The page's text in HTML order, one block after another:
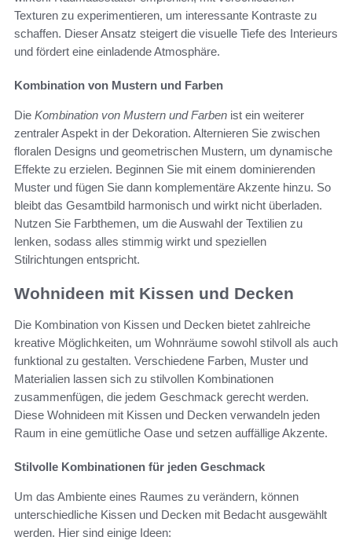
Texturen zu experimentieren, um interessante Kontraste zu
schaffen. Dieser Ansatz steigert die visuelle Tiefe des Interieurs
und fördert eine einladende Atmosphäre.
Kombination von Mustern und Farben
Die Kombination von Mustern und Farben ist ein weiterer
zentraler Aspekt in der Dekoration. Alternieren Sie zwischen
floralen Designs und geometrischen Mustern, um dynamische
Effekte zu erzielen. Beginnen Sie mit einem dominierenden
Muster und fügen Sie dann komplementäre Akzente hinzu. So
bleibt das Gesamtbild harmonisch und wirkt nicht überladen.
Nutzen Sie Farbthemen, um die Auswahl der Textilien zu
lenken, sodass alles stimmig wirkt und speziellen
Stilrichtungen entspricht.
Wohnideen mit Kissen und Decken
Die Kombination von Kissen und Decken bietet zahlreiche
kreative Möglichkeiten, um Wohnräume sowohl stilvoll als auch
funktional zu gestalten. Verschiedene Farben, Muster und
Materialien lassen sich zu stilvollen Kombinationen
zusammenfügen, die jedem Geschmack gerecht werden.
Diese Wohnideen mit Kissen und Decken verwandeln jeden
Raum in eine gemütliche Oase und setzen auffällige Akzente.
Stilvolle Kombinationen für jeden Geschmack
Um das Ambiente eines Raumes zu verändern, können
unterschiedliche Kissen und Decken mit Bedacht ausgewählt
werden. Hier sind einige Ideen: